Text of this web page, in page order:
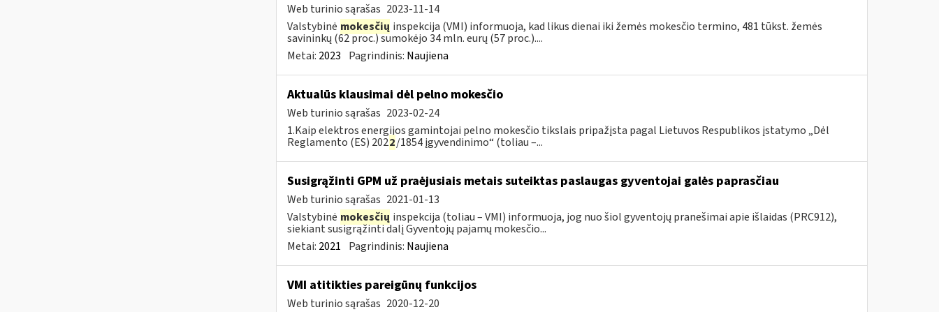
Web turinio sąrašas 2023-11-14
Valstybinė mokesčių inspekcija (VMI) informuoja, kad likus dienai iki žemės mokesčio termino, 481 tūkst. žemės
savininkų (62 proc.) sumokėjo 34 mln. eurų (57 proc.)....
Metai: 2023 Pagrindinis: Naujiena
Aktualūs klausimai dėl pelno mokesčio
Web turinio sąrašas 2023-02-24
1.Kaip elektros energijos gamintojai pelno mokesčio tikslais pripažįsta pagal Lietuvos Respublikos įstatymo „Dėl
Reglamento (ES) 2022/1854 įgyvendinimo“ (toliau –...
Susigrąžinti GPM už praėjusiais metais suteiktas paslaugas gyventojai galės paprasčiau
Web turinio sąrašas 2021-01-13
Valstybinė mokesčių inspekcija (toliau – VMI) informuoja, jog nuo šiol gyventojų pranešimai apie išlaidas (PRC912),
siekiant susigrąžinti dalį Gyventojų pajamų mokesčio...
Metai: 2021 Pagrindinis: Naujiena
VMI atitikties pareigūnų funkcijos
Web turinio sąrašas 2020-12-20